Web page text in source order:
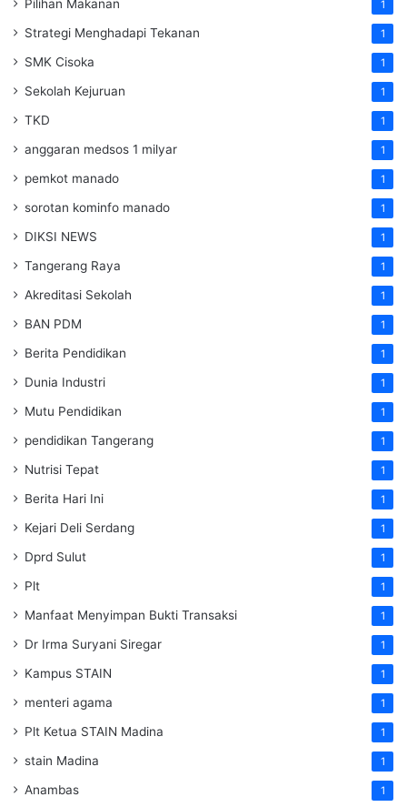
Pilihan Makanan 1
Strategi Menghadapi Tekanan 1
SMK Cisoka 1
Sekolah Kejuruan 1
TKD 1
anggaran medsos 1 milyar 1
pemkot manado 1
sorotan kominfo manado 1
DIKSI NEWS 1
Tangerang Raya 1
Akreditasi Sekolah 1
BAN PDM 1
Berita Pendidikan 1
Dunia Industri 1
Mutu Pendidikan 1
pendidikan Tangerang 1
Nutrisi Tepat 1
Berita Hari Ini 1
Kejari Deli Serdang 1
Dprd Sulut 1
Plt 1
Manfaat Menyimpan Bukti Transaksi 1
Dr Irma Suryani Siregar 1
Kampus STAIN 1
menteri agama 1
Plt Ketua STAIN Madina 1
stain Madina 1
Anambas 1